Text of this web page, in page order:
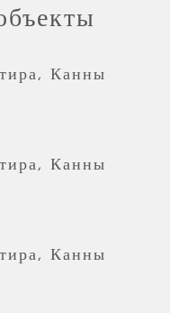
Канны
Канны
Канны